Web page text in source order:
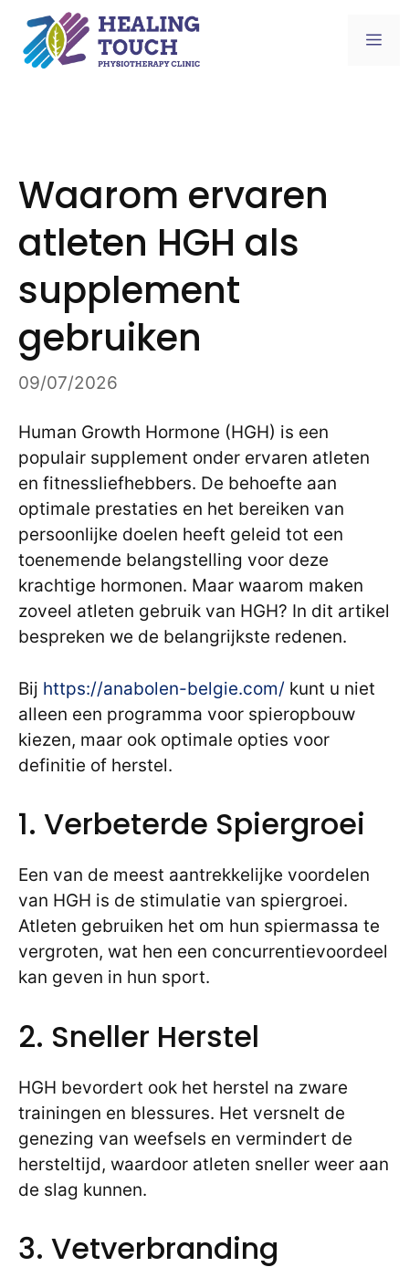
content
Waarom ervaren
atleten HGH als
supplement
gebruiken
09/07/2026
Human Growth Hormone (HGH) is een
populair supplement onder ervaren atleten
en fitnessliefhebbers. De behoefte aan
optimale prestaties en het bereiken van
persoonlijke doelen heeft geleid tot een
toenemende belangstelling voor deze
krachtige hormonen. Maar waarom maken
zoveel atleten gebruik van HGH? In dit artikel
bespreken we de belangrijkste redenen.
Bij https://anabolen-belgie.com/ kunt u niet
alleen een programma voor spieropbouw
kiezen, maar ook optimale opties voor
definitie of herstel.
1. Verbeterde Spiergroei
Een van de meest aantrekkelijke voordelen
van HGH is de stimulatie van spiergroei.
Atleten gebruiken het om hun spiermassa te
vergroten, wat hen een concurrentievoordeel
kan geven in hun sport.
2. Sneller Herstel
HGH bevordert ook het herstel na zware
trainingen en blessures. Het versnelt de
genezing van weefsels en vermindert de
hersteltijd, waardoor atleten sneller weer aan
de slag kunnen.
3. Vetverbranding